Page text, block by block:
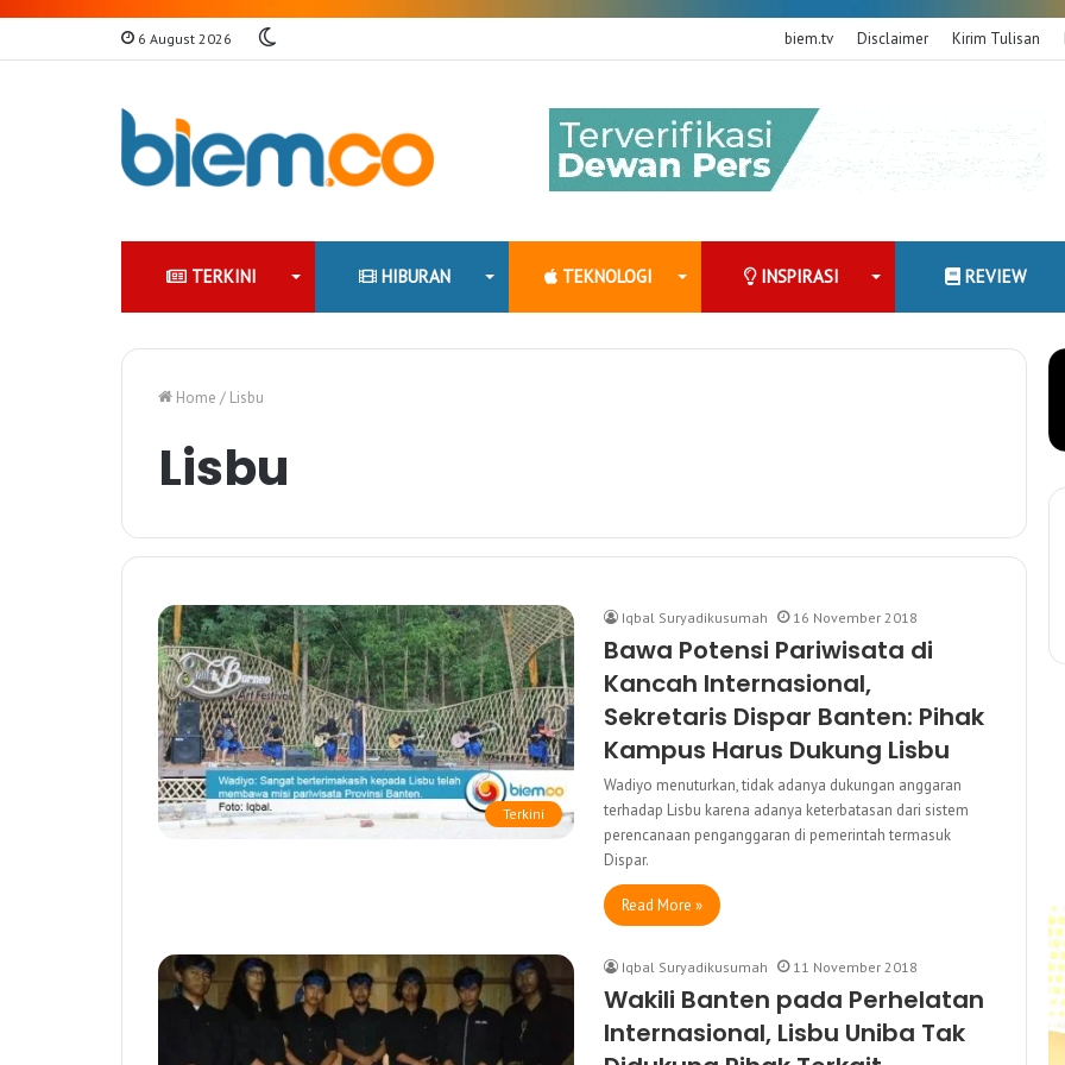
6 August 2026 biem.tv Disclaimer Kirim Tulisan
TERKINI HIBURAN TEKNOLOGI INSPIRASI REVIEW
Home / Lisbu
Lisbu
Terkini
Iqbal Suryadikusumah 16 November 2018
Bawa Potensi Pariwisata di
Kancah Internasional,
Sekretaris Dispar Banten: Pihak
Kampus Harus Dukung Lisbu
Wadiyo menuturkan, tidak adanya dukungan anggaran
terhadap Lisbu karena adanya keterbatasan dari sistem
perencanaan penganggaran di pemerintah termasuk
Dispar.
Read More »
Iqbal Suryadikusumah 11 November 2018
Wakili Banten pada Perhelatan
Internasional, Lisbu Uniba Tak